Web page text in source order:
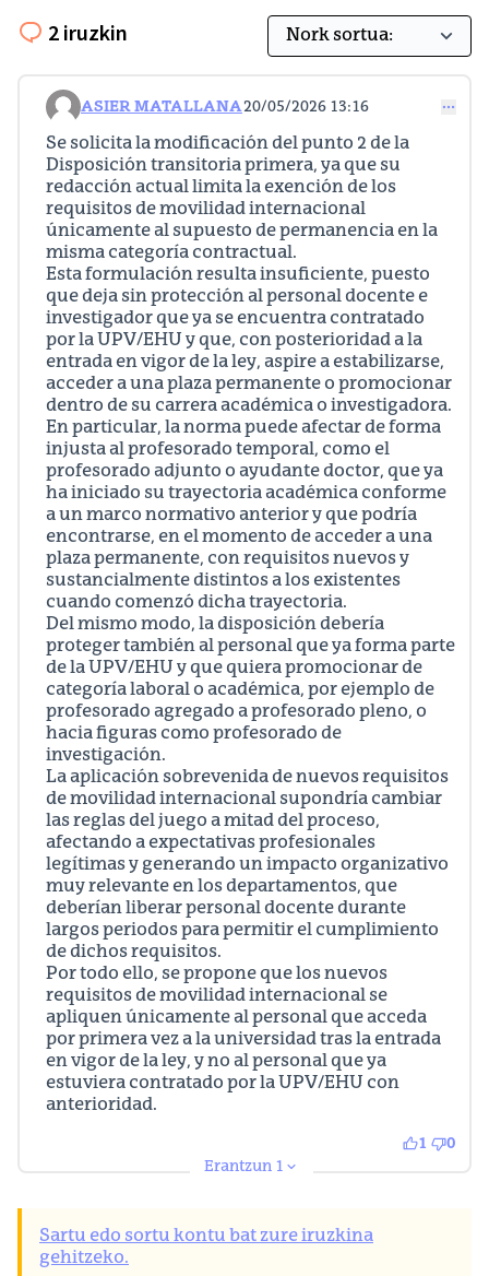
2 iruzkin
Iruzkindu 103
ASIER MATALLANA20/05/2026 13:16
Se solicita la modificación del punto 2 de la
Disposición transitoria primera, ya que su
redacción actual limita la exención de los
requisitos de movilidad internacional
únicamente al supuesto de permanencia en la
misma categoría contractual.
Esta formulación resulta insuficiente, puesto
que deja sin protección al personal docente e
investigador que ya se encuentra contratado
por la UPV/EHU y que, con posterioridad a la
entrada en vigor de la ley, aspire a estabilizarse,
acceder a una plaza permanente o promocionar
dentro de su carrera académica o investigadora.
En particular, la norma puede afectar de forma
injusta al profesorado temporal, como el
profesorado adjunto o ayudante doctor, que ya
ha iniciado su trayectoria académica conforme
a un marco normativo anterior y que podría
encontrarse, en el momento de acceder a una
plaza permanente, con requisitos nuevos y
sustancialmente distintos a los existentes
cuando comenzó dicha trayectoria.
Del mismo modo, la disposición debería
proteger también al personal que ya forma parte
de la UPV/EHU y que quiera promocionar de
categoría laboral o académica, por ejemplo de
profesorado agregado a profesorado pleno, o
hacia figuras como profesorado de
investigación.
La aplicación sobrevenida de nuevos requisitos
de movilidad internacional supondría cambiar
las reglas del juego a mitad del proceso,
afectando a expectativas profesionales
legítimas y generando un impacto organizativo
muy relevante en los departamentos, que
deberían liberar personal docente durante
largos periodos para permitir el cumplimiento
de dichos requisitos.
Por todo ello, se propone que los nuevos
requisitos de movilidad internacional se
apliquen únicamente al personal que acceda
por primera vez a la universidad tras la entrada
en vigor de la ley, y no al personal que ya
estuviera contratado por la UPV/EHU con
anterioridad.
1
0
Erantzun 1
Sartu edo sortu kontu bat zure iruzkina
gehitzeko.